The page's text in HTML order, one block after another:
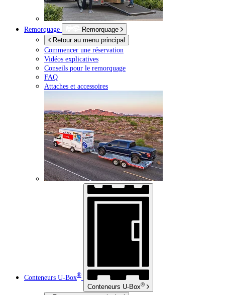
Remorquage
Remorquage
Retour au menu principal
Commencer une réservation
Vidéos explicatives
Conseils pour le remorquage
FAQ
Attaches et accessoires
Conteneurs U-Box®
Conteneurs U-Box®